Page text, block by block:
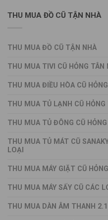
THU MUA ĐỒ CŨ TẬN NHÀ
THU MUA ĐỒ CŨ TẬN NHÀ
THU MUA TIVI CŨ HỎNG TÂN
THU MUA ĐIỀU HÒA CŨ
THU MUA TỦ LẠNH CŨ HỎNG
THU MUA TỦ ĐÔNG CŨ
THU MUA TỦ MÁT CŨ
LOẠI
THU MUA MÁY GIẶT CŨ
THU MUA MÁY SẤY CŨ CÁC
THU MUA DÀN ÂM THANH